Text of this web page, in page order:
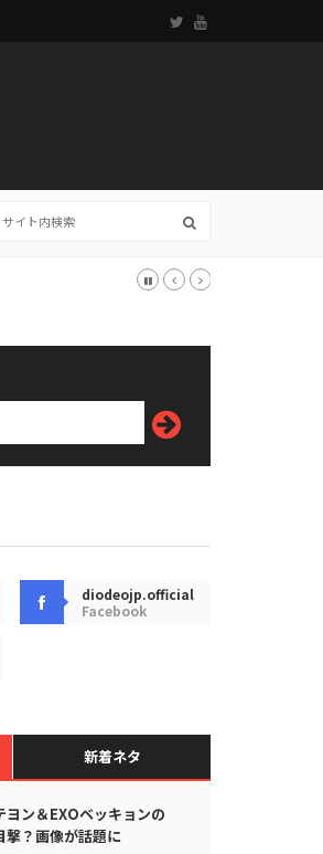
diodeojp.official
Facebook
新着ネタ
ヨン＆EXOベッキョンの
撃？画像が話題に